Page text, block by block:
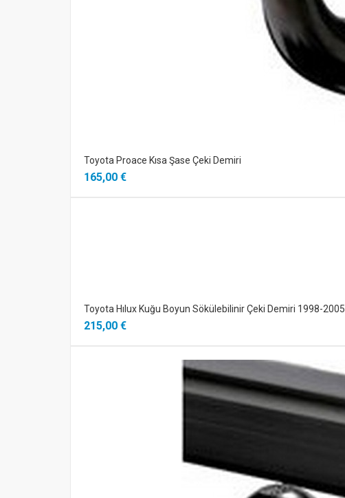
Toyota Proace Kısa Şase Çeki Demiri
165,00 €
Toyota Hılux Kuğu Boyun Sökülebilinir Çeki Demiri 1998-2005
215,00 €